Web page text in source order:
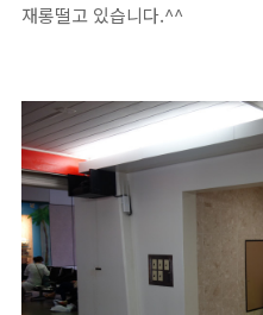
재롱떨고 있습니다.^^